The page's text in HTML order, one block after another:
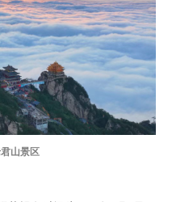
山景区